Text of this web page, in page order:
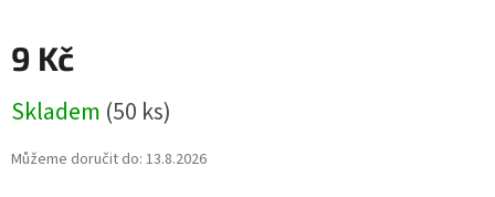
9 Kč
cena:
Skladem (50 ks)
Můžeme doručit do: 13.8.2026